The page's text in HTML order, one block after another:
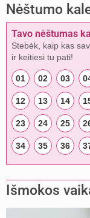
Nėštumo
Tavo nėštumas
Stebėk, kaip kas
ir keitiesi tu pati!
01 02 03
12 13 14
23 24 25
34 35 36
Išmokos